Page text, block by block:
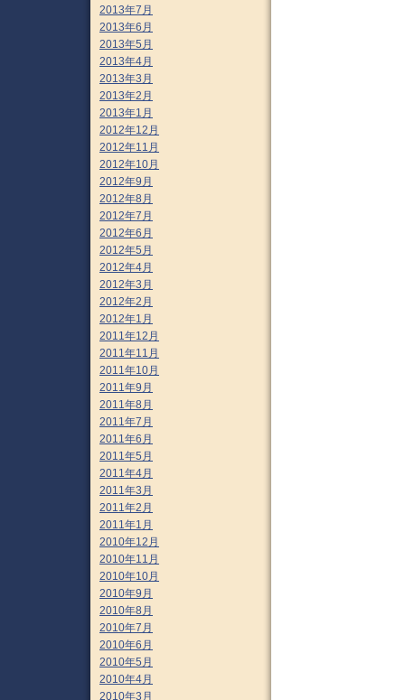
2013年7月
2013年6月
2013年5月
2013年4月
2013年3月
2013年2月
2013年1月
2012年12月
2012年11月
2012年10月
2012年9月
2012年8月
2012年7月
2012年6月
2012年5月
2012年4月
2012年3月
2012年2月
2012年1月
2011年12月
2011年11月
2011年10月
2011年9月
2011年8月
2011年7月
2011年6月
2011年5月
2011年4月
2011年3月
2011年2月
2011年1月
2010年12月
2010年11月
2010年10月
2010年9月
2010年8月
2010年7月
2010年6月
2010年5月
2010年4月
2010年3月